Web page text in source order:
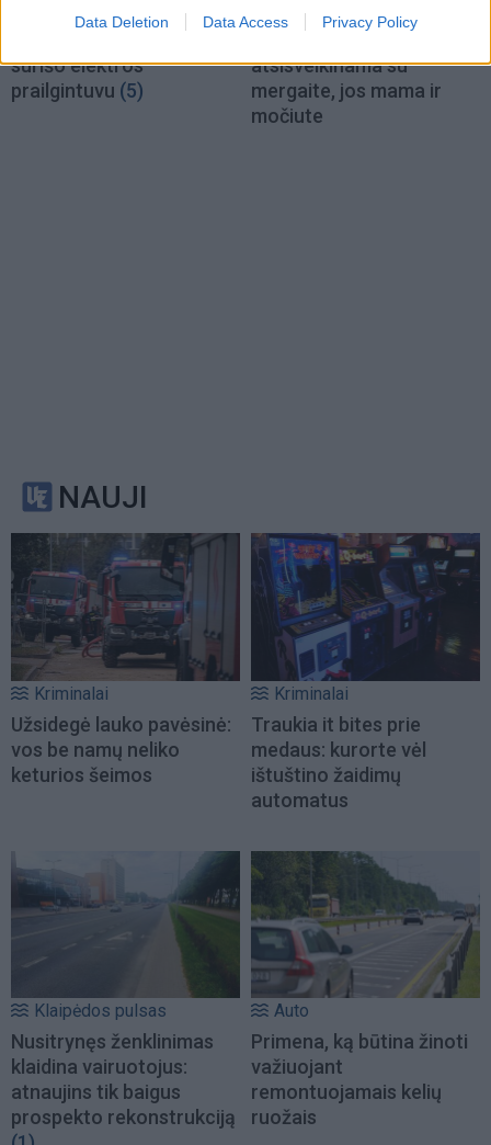
Data Deletion Data Access Privacy Policy
sutramdytą agresyvų
surišo elektros
prailgintuvu (5)
brangiausius žmones:
atsisveikinama su
mergaite, jos mama ir
močiute
NAUJI
Kriminalai
Užsidegė lauko pavėsinė:
vos be namų neliko
keturios šeimos
Kriminalai
Traukia it bites prie
medaus: kurorte vėl
ištuštino žaidimų
automatus
Klaipėdos pulsas
Nusitrynęs ženklinimas
klaidina vairuotojus:
atnaujins tik baigus
prospekto rekonstrukciją
Auto
Primena, ką būtina žinoti
važiuojant
remontuojamais kelių
ruožais